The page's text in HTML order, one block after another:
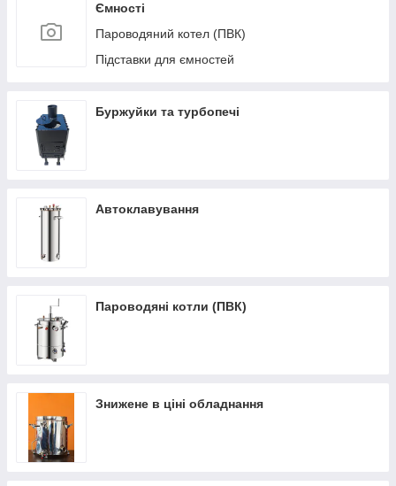
Ємності
Пароводяний котел (ПВК)
Підставки для ємностей
Буржуйки та турбопечі
Автоклавування
Пароводяні котли (ПВК)
Знижене в ціні обладнання